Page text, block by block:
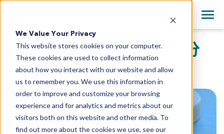
We Value Your Privacy
This website stores cookies on your computer.
These cookies are used to collect information
about how you interact with our website and allow
us to remember you. We use this information in
order to improve and customize your browsing
experience and for analytics and metrics about our
visitors both on this website and other media. To
find out more about the cookies we use, see our
English
日本語
简体中文
All Contact Information
药物开发中的生物标志物分
析：提升精准医疗